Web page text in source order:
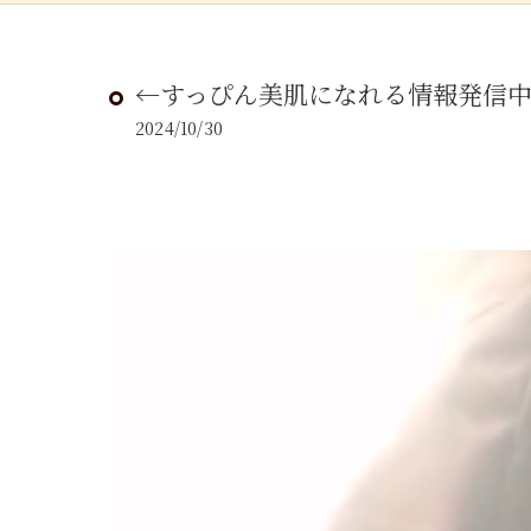
←すっぴん美肌になれる情報発信
2024/10/30